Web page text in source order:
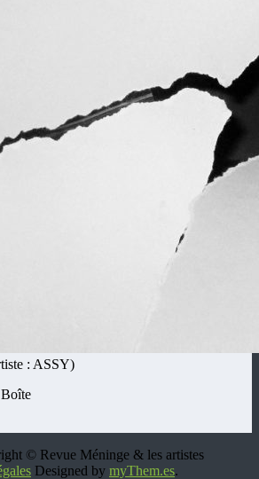
d'Arts Poétiques / Revista de Artes Poéticos
: BERNARD
: ASSY)
© Revue Méninge & les artistes
Designed by myThem.es.